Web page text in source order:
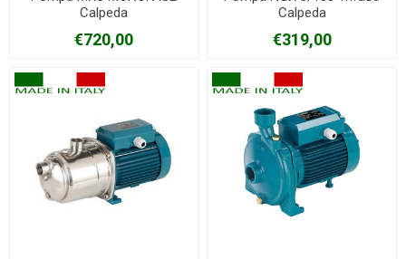
Calpeda
€720,00
Calpeda
€319,00